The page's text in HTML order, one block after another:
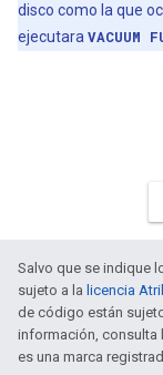
disco como la que
ejecutara VACUUM
Salvo que se indique
sujeto a la licencia
de código están
información, consulta
es una marca